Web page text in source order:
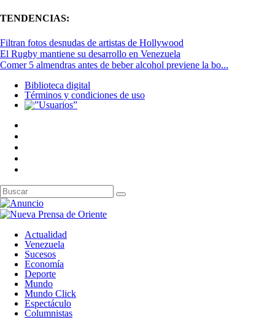
TENDENCIAS:
Filtran fotos desnudas de artistas de Hollywood
El Rugby mantiene su desarrollo en Venezuela
Comer 5 almendras antes de beber alcohol previene la bo...
Biblioteca digital
Términos y condiciones de uso
Actualidad
Venezuela
Sucesos
Economía
Deporte
Mundo
Mundo Click
Espectáculo
Columnistas